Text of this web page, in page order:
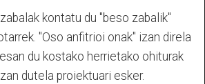
kontatu du "beso zabalik"
"Oso anfitrioi onak" izan direla
du kostako herrietako ohiturak
dutela proiektuari esker.